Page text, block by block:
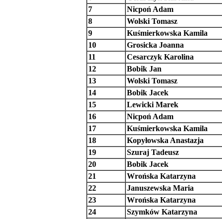
7
Nicpoń Adam
8
Wolski Tomasz
9
Kuśmierkowska Kamila
10
Grosicka Joanna
11
Cesarczyk Karolina
12
Bobik Jan
13
Wolski Tomasz
14
Bobik Jacek
15
Lewicki Marek
16
Nicpoń Adam
17
Kuśmierkowska Kamila
18
Kopyłowska Anastazja
19
Szuraj Tadeusz
20
Bobik Jacek
21
Wrońska Katarzyna
22
Januszewska Maria
23
Wrońska Katarzyna
24
Szymków Katarzyna